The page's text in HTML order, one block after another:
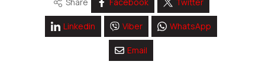
Linkedin Viber WhatsApp
Email